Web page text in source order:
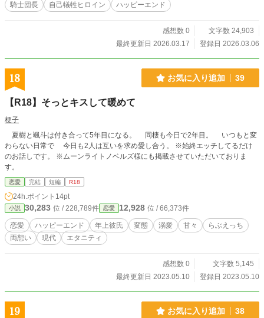
騎士団長
自己犠牲ヒロイン ハッピーエンド
感想数 0
文字数 24,903
最終更新日 2026.03.17
登録日 2026.03.06
18 お気に入り追加 39
【R18】そっとキスして暖めて
梗子
夏樹と颯斗は付き合って5年目になる。 同棲も今日で2年目。 いつもと変
わらない日常で 今日も2人は互いを求め愛し合う。 ※始終エッチしてるだけ
のお話しです。 ※ムーンライトノベルズ様にも掲載させていただいておりま
す。
恋愛 完結 短編 R18
24h.ポイント 14pt
小説 30,283 位 / 228,789件 恋愛 12,928 位 / 66,373件
恋愛 ハッピーエンド 年上彼氏 変態 溺愛 甘々
らぶえっち
両想い
現代 エタニティ
感想数 0
文字数 5,145
最終更新日 2023.05.10
登録日 2023.05.10
19 お気に入り追加 38